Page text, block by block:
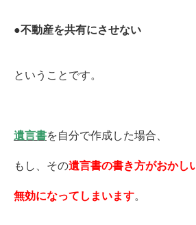
●不動産を共有にさせない
ということです。
遺言書を自分で作成した場合、
もし、その遺言書の書き方がおかし
無効になってしまいます。